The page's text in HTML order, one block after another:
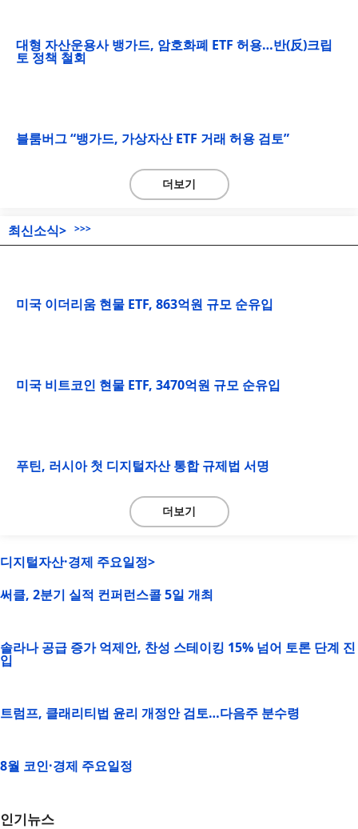
대형 자산운용사 뱅가드, 암호화폐 ETF 허용…반(反)크립
토 정책 철회
블룸버그 “뱅가드, 가상자산 ETF 거래 허용 검토”
더보기
최신소식> >>>
미국 이더리움 현물 ETF, 863억원 규모 순유입
미국 비트코인 현물 ETF, 3470억원 규모 순유입
푸틴, 러시아 첫 디지털자산 통합 규제법 서명
더보기
디지털자산·경제 주요일정>
써클, 2분기 실적 컨퍼런스콜 5일 개최
솔라나 공급 증가 억제안, 찬성 스테이킹 15% 넘어 토론 단계 진
입
트럼프, 클래리티법 윤리 개정안 검토…다음주 분수령
8월 코인·경제 주요일정
인기뉴스